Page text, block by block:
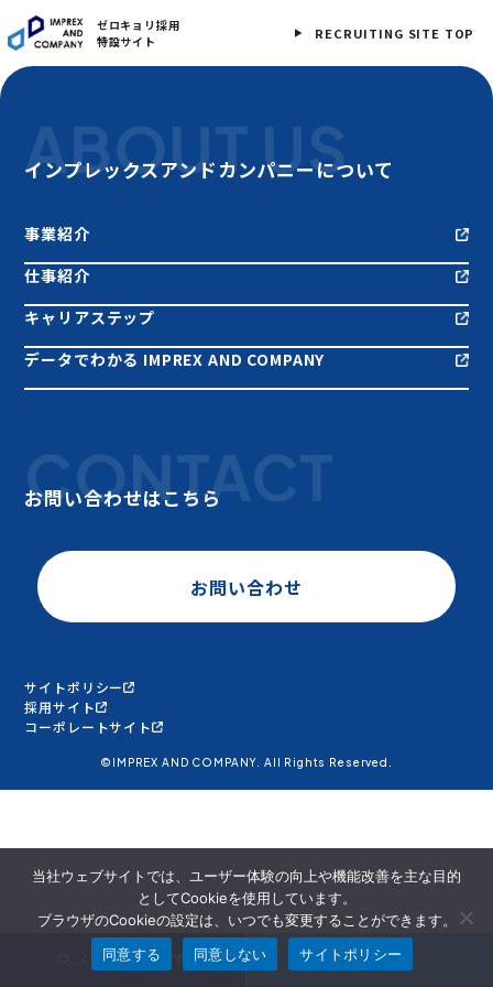
ゼロキョリ採用
特設サイト
RECRUITING SITE TOP
メンバーを探す 面談申込
ABOUT US
インプレックスアンドカンパニーについて
事業紹介
仕事紹介
キャリアステップ
データでわかる IMPREX AND COMPANY
CONTACT
お問い合わせはこちら
お問い合わせ
©IMPREX AND COMPANY. All Rights Reserved.
サイトポリシー
採用サイト
コーポレートサイト
当社ウェブサイトでは、ユーザー体験の向上や機能改善を主な目的
としてCookieを使用しています。
ブラウザのCookieの設定は、いつでも変更することができます。
同意する
同意しない サイトポリシー